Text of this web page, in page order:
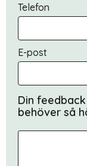
Telefon
E-post
Din
behöver så